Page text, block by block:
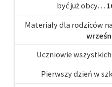
być już obcy…
Materiały dla rodziców
Uczniowie
Pierwszy dzień w